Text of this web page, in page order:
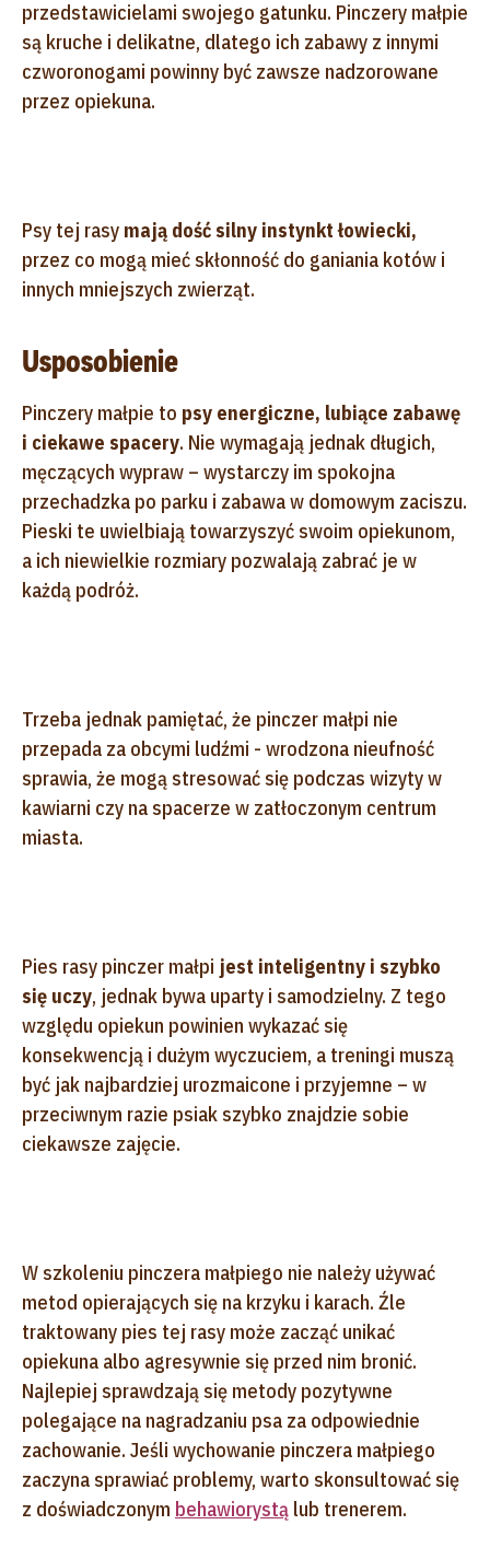
przedstawicielami swojego gatunku. Pinczery małpie
są kruche i delikatne, dlatego ich zabawy z innymi
czworonogami powinny być zawsze nadzorowane
przez opiekuna.
Psy tej rasy mają dość silny instynkt łowiecki,
przez co mogą mieć skłonność do ganiania kotów i
innych mniejszych zwierząt.
Usposobienie
Pinczery małpie to psy energiczne, lubiące zabawę
i ciekawe spacery. Nie wymagają jednak długich,
męczących wypraw – wystarczy im spokojna
przechadzka po parku i zabawa w domowym zaciszu.
Pieski te uwielbiają towarzyszyć swoim opiekunom,
a ich niewielkie rozmiary pozwalają zabrać je w
każdą podróż.
Trzeba jednak pamiętać, że pinczer małpi nie
przepada za obcymi ludźmi - wrodzona nieufność
sprawia, że mogą stresować się podczas wizyty w
kawiarni czy na spacerze w zatłoczonym centrum
miasta.
Pies rasy pinczer małpi jest inteligentny i szybko
się uczy, jednak bywa uparty i samodzielny. Z tego
względu opiekun powinien wykazać się
konsekwencją i dużym wyczuciem, a treningi muszą
być jak najbardziej urozmaicone i przyjemne – w
przeciwnym razie psiak szybko znajdzie sobie
ciekawsze zajęcie.
W szkoleniu pinczera małpiego nie należy używać
metod opierających się na krzyku i karach. Źle
traktowany pies tej rasy może zacząć unikać
opiekuna albo agresywnie się przed nim bronić.
Najlepiej sprawdzają się metody pozytywne
polegające na nagradzaniu psa za odpowiednie
zachowanie. Jeśli wychowanie pinczera małpiego
zaczyna sprawiać problemy, warto skonsultować się
z doświadczonym behawiorystą lub trenerem.